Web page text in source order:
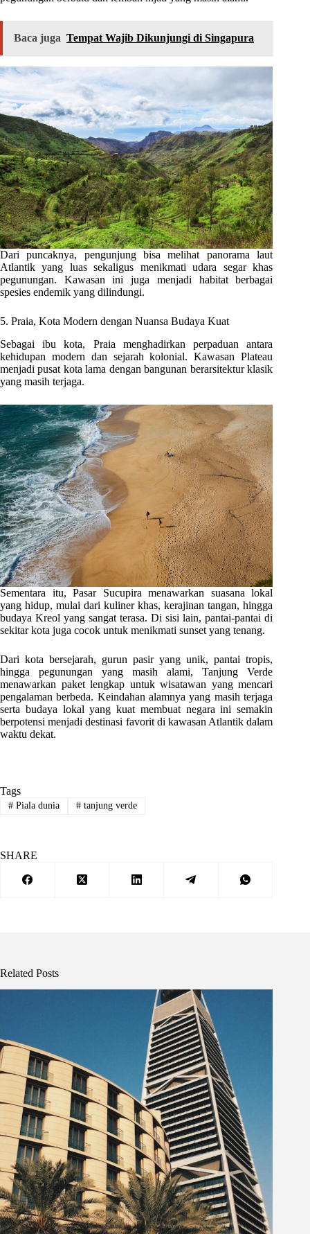
Baca juga Tempat Wajib Dikunjungi di Singapura
Dari puncaknya, pengunjung bisa melihat panorama laut
Atlantik yang luas sekaligus menikmati udara segar khas
pegunungan. Kawasan ini juga menjadi habitat berbagai
spesies endemik yang dilindungi.
5. Praia, Kota Modern dengan Nuansa Budaya Kuat
Sebagai ibu kota, Praia menghadirkan perpaduan antara
kehidupan modern dan sejarah kolonial. Kawasan Plateau
menjadi pusat kota lama dengan bangunan berarsitektur klasik
yang masih terjaga.
Sementara itu, Pasar Sucupira menawarkan suasana lokal
yang hidup, mulai dari kuliner khas, kerajinan tangan, hingga
budaya Kreol yang sangat terasa. Di sisi lain, pantai-pantai di
sekitar kota juga cocok untuk menikmati sunset yang tenang.
Dari kota bersejarah, gurun pasir yang unik, pantai tropis,
hingga pegunungan yang masih alami, Tanjung Verde
menawarkan paket lengkap untuk wisatawan yang mencari
pengalaman berbeda. Keindahan alamnya yang masih terjaga
serta budaya lokal yang kuat membuat negara ini semakin
berpotensi menjadi destinasi favorit di kawasan Atlantik dalam
waktu dekat.
Tags
#Piala dunia #tanjung verde
SHARE
Related Posts